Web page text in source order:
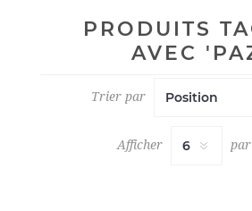
PRODUITS
AVEC
Trier par
Afficher